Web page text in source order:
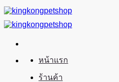
ข้าม
ไป
เนื้อหา
หน้าแรก
ร้านค้า